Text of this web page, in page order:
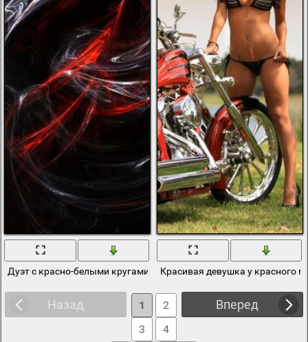
Дуэт с красно-белыми кругами на черном фономКрасивая девушка у красного
Назад Вперед
1
2
3
4